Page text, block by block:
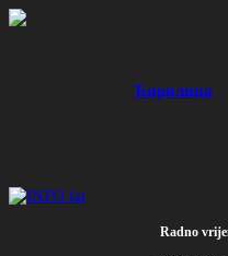
Ћирилица
Radno